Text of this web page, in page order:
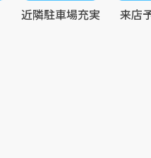
近隣駐車場充実 来店